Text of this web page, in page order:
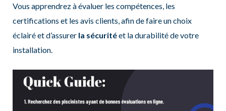
Vous apprendrez à évaluer les compétences, les
certifications et les avis clients, afin de faire un choix
éclairé et d’assurer la sécuritéet la durabilité de votre
installation.